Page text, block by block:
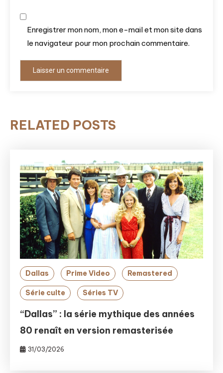
Enregistrer mon nom, mon e-mail et mon site dans
le navigateur pour mon prochain commentaire.
RELATED POSTS
Dallas Prime Video Remastered
Série culte Séries TV
“Dallas” : la série mythique des années
80 renaît en version remasterisée
31/03/2026